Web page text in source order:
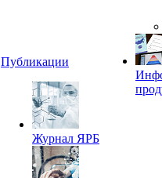
Публикации
Журнал ЯРБ